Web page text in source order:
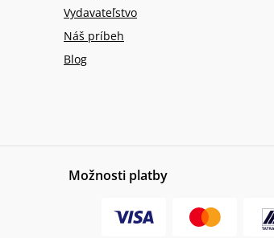
Vydavateľstvo
Náš príbeh
Blog
Možnosti platby